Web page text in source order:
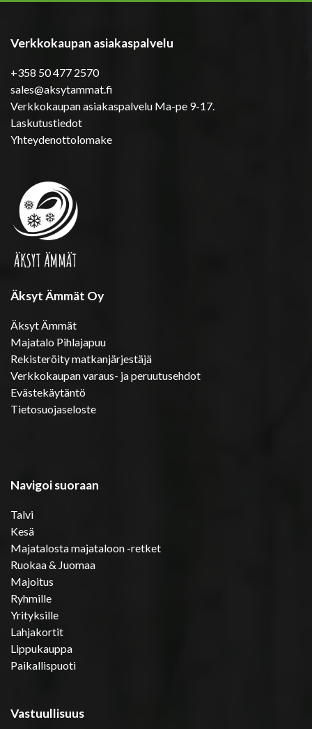
Verkkokaupan asiakaspalvelu
+358 50 477 2570
sales@aksytammat.fi
Verkkokaupan asiakaspalvelu Ma-pe 9-17.
Laskutustiedot
Yhteydenottolomake
Äksyt Ämmät Oy
Äksyt Ämmät
Majatalo Pihlajapuu
Rekisteröity matkanjärjestäjä
Verkkokaupan varaus- ja peruutusehdot
Evästekäytäntö
Tietosuojaseloste
Navigoi suoraan
Talvi
Kesä
Majatalosta majataloon -retket
Ruokaa & Juomaa
Majoitus
Ryhmille
Yrityksille
Lahjakortit
Lippukauppa
Paikallispuoti
Vastuullisuus